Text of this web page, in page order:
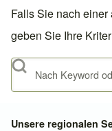
Falls Sie nach
geben Sie Ihre
Suche
Unsere regionalen